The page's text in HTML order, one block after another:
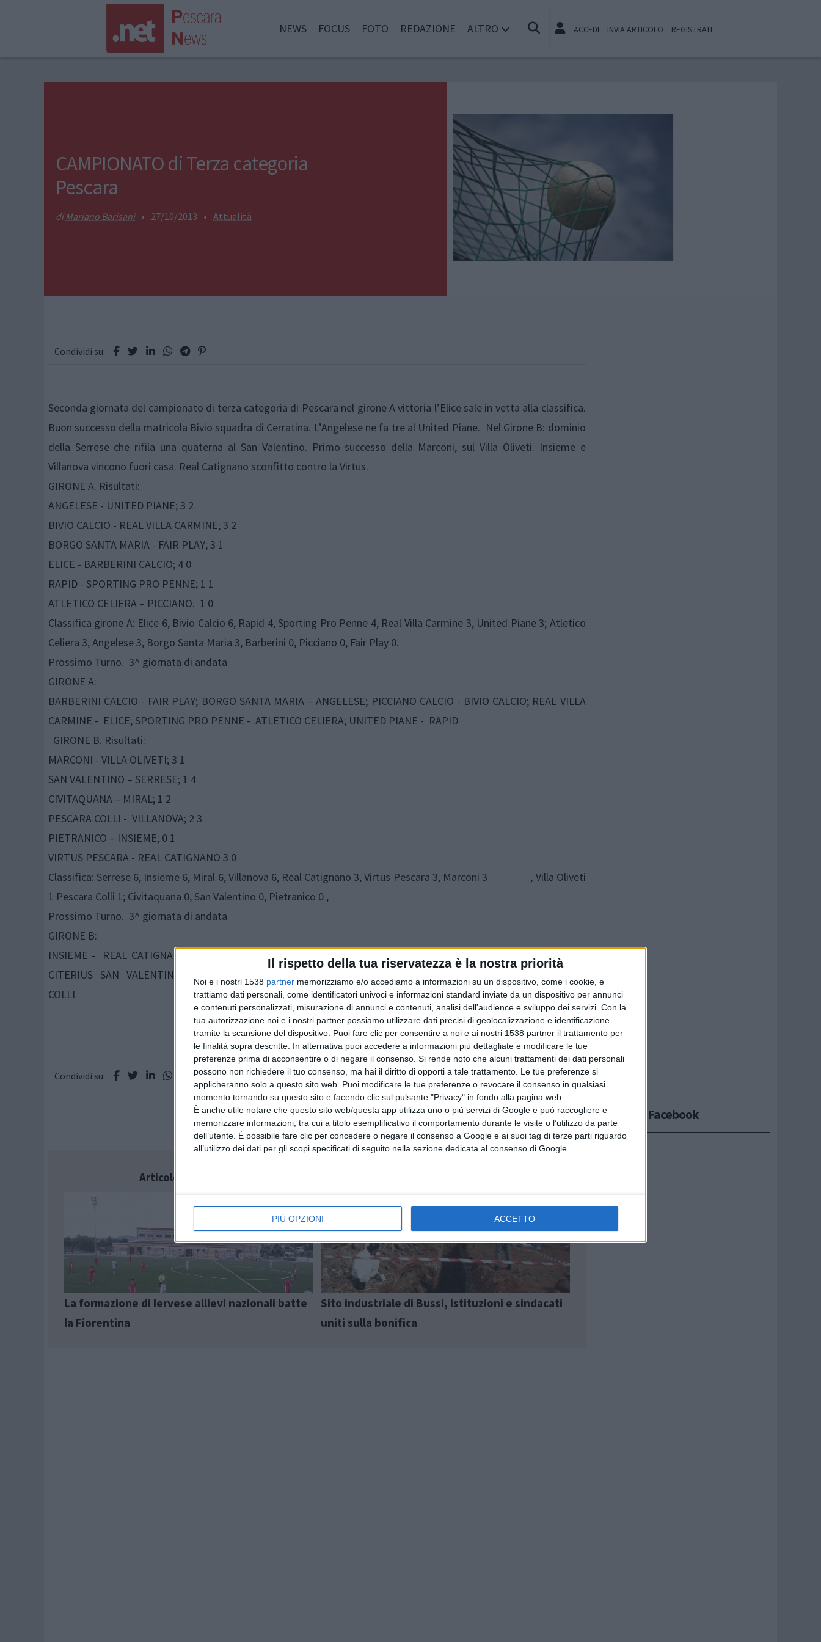
Il rispetto della tua riservatezza è la nostra priorità
Noi e i nostri 1538 partner memorizziamo e/o accediamo a informazioni su un dispositivo, come i cookie, e
trattiamo dati personali, come identificatori univoci e informazioni standard inviate da un dispositivo per annunci
e contenuti personalizzati, misurazione di annunci e contenuti, analisi dell'audience e sviluppo dei servizi. Con la
tua autorizzazione noi e i nostri partner possiamo utilizzare dati precisi di geolocalizzazione e identificazione
tramite la scansione del dispositivo. Puoi fare clic per consentire a noi e ai nostri 1538 partner il trattamento per
le finalità sopra descritte. In alternativa puoi accedere a informazioni più dettagliate e modificare le tue
preferenze prima di acconsentire o di negare il consenso. Si rende noto che alcuni trattamenti dei dati personali
possono non richiedere il tuo consenso, ma hai il diritto di opporti a tale trattamento. Le tue preferenze si
applicheranno solo a questo sito web. Puoi modificare le tue preferenze o revocare il consenso in qualsiasi
momento tornando su questo sito e facendo clic sul pulsante "Privacy" in fondo alla pagina web.
È anche utile notare che questo sito web/questa app utilizza uno o più servizi di Google e può raccogliere e
memorizzare informazioni, tra cui a titolo esemplificativo il comportamento durante le visite o l’utilizzo da parte
dell’utente. È possibile fare clic per concedere o negare il consenso a Google e ai suoi tag di terze parti riguardo
all’utilizzo dei dati per gli scopi specificati di seguito nella sezione dedicata al consenso di Google.
PIÙ OPZIONI ACCETTO
NEWS FOCUS FOTO REDAZIONE ALTRO ACCEDI INVIA ARTICOLO REGISTRATI
CAMPIONATO di Terza categoria
Pescara
Mariano Barisani • 27/10/2013 • Attualità
Condividi su:
Seconda giornata del campionato di terza categoria di Pescara nel girone A vittoria l’Elice sale in vetta alla classifica.
Buon successo della matricola Bivio squadra di Cerratina. L’Angelese ne fa tre al United Piane. Nel Girone B: dominio
della Serrese che rifila una quaterna al San Valentino. Primo successo della Marconi, sul Villa Oliveti. Insieme e
Villanova vincono fuori casa. Real Catignano sconfitto contro la Virtus.
GIRONE A. Risultati:
ANGELESE - UNITED PIANE; 3 2
BIVIO CALCIO - REAL VILLA CARMINE; 3 2
BORGO SANTA MARIA - FAIR PLAY; 3 1
ELICE - BARBERINI CALCIO; 4 0
RAPID - SPORTING PRO PENNE; 1 1
ATLETICO CELIERA – PICCIANO. 1 0
Classifica girone A: Elice 6, Bivio Calcio 6, Rapid 4, Sporting Pro Penne 4, Real Villa Carmine 3, United Piane 3; Atletico
Celiera 3, Angelese 3, Borgo Santa Maria 3, Barberini 0, Picciano 0, Fair Play 0.
Prossimo Turno. 3^ giornata di andata
GIRONE A:
BARBERINI CALCIO - FAIR PLAY; BORGO SANTA MARIA – ANGELESE; PICCIANO CALCIO - BIVIO CALCIO; REAL VILLA
CARMINE - ELICE; SPORTING PRO PENNE - ATLETICO CELIERA; UNITED PIANE - RAPID
GIRONE B. Risultati:
MARCONI - VILLA OLIVETI; 3 1
SAN VALENTINO – SERRESE; 1 4
CIVITAQUANA – MIRAL; 1 2
PESCARA COLLI - VILLANOVA; 2 3
PIETRANICO – INSIEME; 0 1
VIRTUS PESCARA - REAL CATIGNANO 3 0
Classifica: Serrese 6, Insieme 6, Miral 6, Villanova 6, Real Catignano 3, Virtus Pescara 3, Marconi 3 , Villa Oliveti
1 Pescara Colli 1; Civitaquana 0, San Valentino 0, Pietranico 0 ,
Prossimo Turno. 3^ giornata di andata
GIRONE B:
INSIEME - REAL CATIGNANO 2007; MIRAL 1998 - PIETRANICO; SERRESE - CIVITAQUANA 1971; VILLA OLIVETI -
CITERIUS SAN VALENTINO; VILLANOVA FOOTBALL CLUB - MARCONI; VIRTUS PESCARA- CLUB PESCARA
COLLI
Condividi su:
Articolo successivo
La formazione di Iervese allievi nazionali batte
la Fiorentina
Sito industriale di Bussi, istituzioni e sindacati
uniti sulla bonifica
Seguici su Facebook